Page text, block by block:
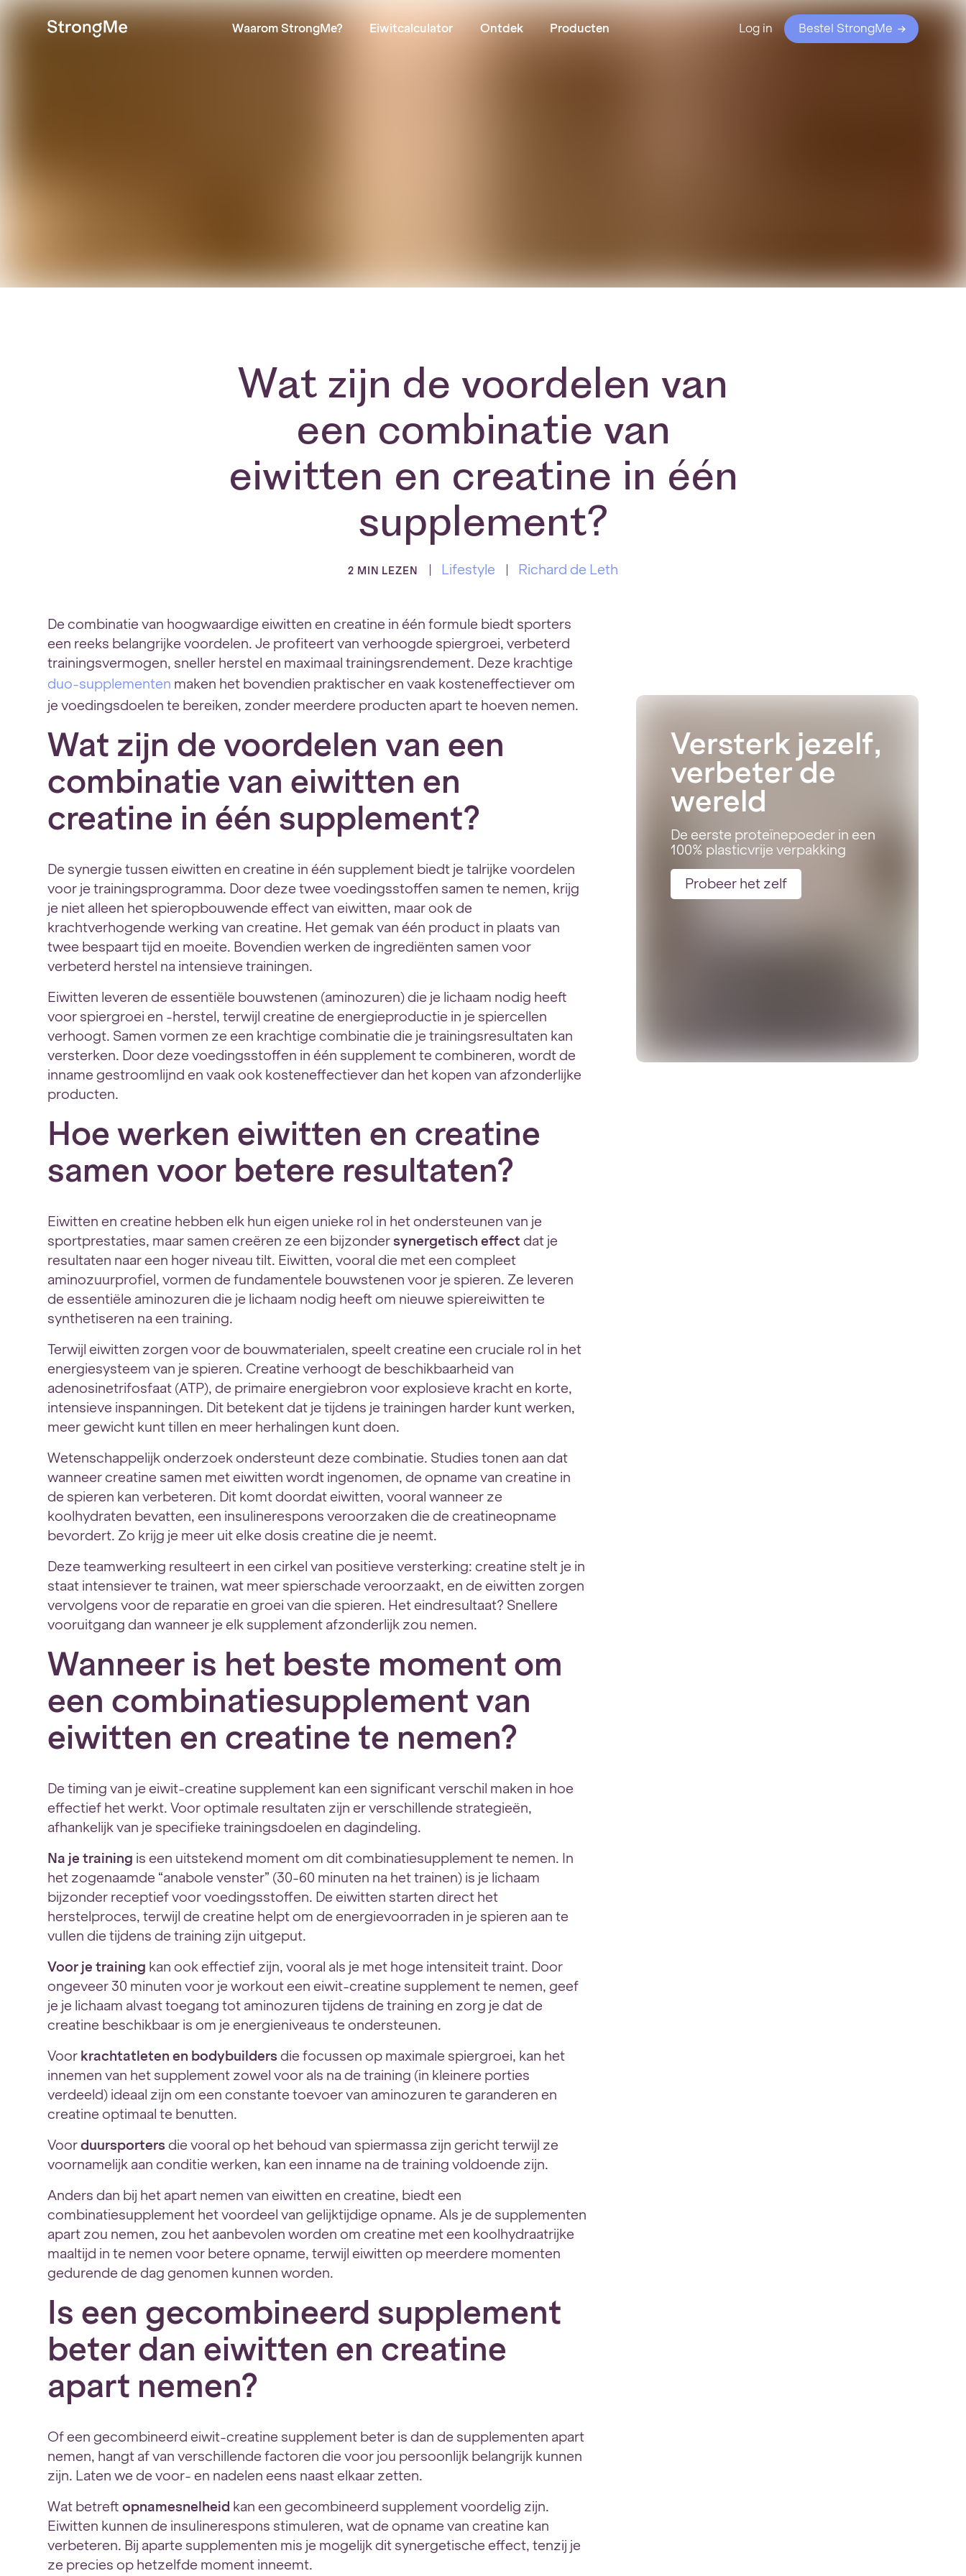
Waarom StrongMe? Eiwitcalculator Ontdek Producten Log in Bestel StrongMe
Wat zijn de voordelen van
een combinatie van
eiwitten en creatine in één
supplement?
2 MIN LEZEN Lifestyle Richard de Leth
De combinatie van hoogwaardige eiwitten en creatine in één formule biedt sporters
een reeks belangrijke voordelen. Je profiteert van verhoogde spiergroei, verbeterd
trainingsvermogen, sneller herstel en maximaal trainingsrendement. Deze krachtige
duo-supplementen maken het bovendien praktischer en vaak kosteneffectiever om
je voedingsdoelen te bereiken, zonder meerdere producten apart te hoeven nemen.
Wat zijn de voordelen van een
combinatie van eiwitten en
creatine in één supplement?
De synergie tussen eiwitten en creatine in één supplement biedt je talrijke voordelen
voor je trainingsprogramma. Door deze twee voedingsstoffen samen te nemen, krijg
je niet alleen het spieropbouwende effect van eiwitten, maar ook de
krachtverhogende werking van creatine. Het gemak van één product in plaats van
twee bespaart tijd en moeite. Bovendien werken de ingrediënten samen voor
verbeterd herstel na intensieve trainingen.
Eiwitten leveren de essentiële bouwstenen (aminozuren) die je lichaam nodig heeft
voor spiergroei en -herstel, terwijl creatine de energieproductie in je spiercellen
verhoogt. Samen vormen ze een krachtige combinatie die je trainingsresultaten kan
versterken. Door deze voedingsstoffen in één supplement te combineren, wordt de
inname gestroomlijnd en vaak ook kosteneffectiever dan het kopen van afzonderlijke
producten.
Hoe werken eiwitten en creatine
samen voor betere resultaten?
Eiwitten en creatine hebben elk hun eigen unieke rol in het ondersteunen van je
sportprestaties, maar samen creëren ze een bijzondersynergetisch effect dat je
resultaten naar een hoger niveau tilt. Eiwitten, vooral die met een compleet
aminozuurprofiel, vormen de fundamentele bouwstenen voor je spieren. Ze leveren
de essentiële aminozuren die je lichaam nodig heeft om nieuwe spiereiwitten te
synthetiseren na een training.
Terwijl eiwitten zorgen voor de bouwmaterialen, speelt creatine een cruciale rol in het
energiesysteem van je spieren. Creatine verhoogt de beschikbaarheid van
adenosinetrifosfaat (ATP), de primaire energiebron voor explosieve kracht en korte,
intensieve inspanningen. Dit betekent dat je tijdens je trainingen harder kunt werken,
meer gewicht kunt tillen en meer herhalingen kunt doen.
Wetenschappelijk onderzoek ondersteunt deze combinatie. Studies tonen aan dat
wanneer creatine samen met eiwitten wordt ingenomen, de opname van creatine in
de spieren kan verbeteren. Dit komt doordat eiwitten, vooral wanneer ze
koolhydraten bevatten, een insulinerespons veroorzaken die de creatineopname
bevordert. Zo krijg je meer uit elke dosis creatine die je neemt.
Deze teamwerking resulteert in een cirkel van positieve versterking: creatine stelt je in
staat intensiever te trainen, wat meer spierschade veroorzaakt, en de eiwitten zorgen
vervolgens voor de reparatie en groei van die spieren. Het eindresultaat? Snellere
vooruitgang dan wanneer je elk supplement afzonderlijk zou nemen.
Wanneer is het beste moment om
een combinatiesupplement van
eiwitten en creatine te nemen?
De timing van je eiwit-creatine supplement kan een significant verschil maken in hoe
effectief het werkt. Voor optimale resultaten zijn er verschillende strategieën,
afhankelijk van je specifieke trainingsdoelen en dagindeling.
Na je training is een uitstekend moment om dit combinatiesupplement te nemen. In
het zogenaamde “anabole venster” (30-60 minuten na het trainen) is je lichaam
bijzonder receptief voor voedingsstoffen. De eiwitten starten direct het
herstelproces, terwijl de creatine helpt om de energievoorraden in je spieren aan te
vullen die tijdens de training zijn uitgeput.
Voor je training kan ook effectief zijn, vooral als je met hoge intensiteit traint. Door
ongeveer 30 minuten voor je workout een eiwit-creatine supplement te nemen, geef
je je lichaam alvast toegang tot aminozuren tijdens de training en zorg je dat de
creatine beschikbaar is om je energieniveaus te ondersteunen.
Voor krachtatleten en bodybuilders die focussen op maximale spiergroei, kan het
innemen van het supplement zowel voor als na de training (in kleinere porties
verdeeld) ideaal zijn om een constante toevoer van aminozuren te garanderen en
creatine optimaal te benutten.
Voorduursporters die vooral op het behoud van spiermassa zijn gericht terwijl ze
voornamelijk aan conditie werken, kan een inname na de training voldoende zijn.
Anders dan bij het apart nemen van eiwitten en creatine, biedt een
combinatiesupplement het voordeel van gelijktijdige opname. Als je de supplementen
apart zou nemen, zou het aanbevolen worden om creatine met een koolhydraatrijke
maaltijd in te nemen voor betere opname, terwijl eiwitten op meerdere momenten
gedurende de dag genomen kunnen worden.
Is een gecombineerd supplement
beter dan eiwitten en creatine
apart nemen?
Of een gecombineerd eiwit-creatine supplement beter is dan de supplementen apart
nemen, hangt af van verschillende factoren die voor jou persoonlijk belangrijk kunnen
zijn. Laten we de voor- en nadelen eens naast elkaar zetten.
Wat betreft opnamesnelheid kan een gecombineerd supplement voordelig zijn.
Eiwitten kunnen de insulinerespons stimuleren, wat de opname van creatine kan
verbeteren. Bij aparte supplementen mis je mogelijk dit synergetische effect, tenzij je
ze precies op hetzelfde moment inneemt.
Versterk jezelf,
verbeter de
wereld
De eerste proteïnepoeder in een
100% plasticvrije verpakking
Probeer het zelf